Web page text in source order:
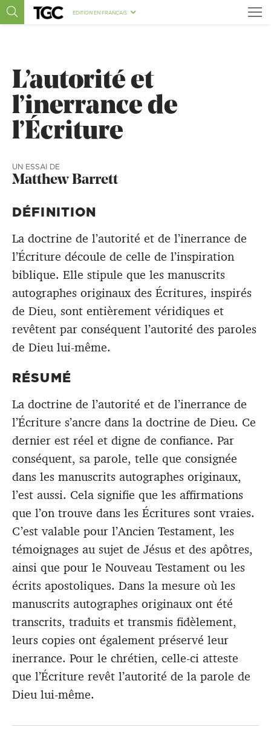
EDITION EN FRANÇAIS
L’autorité et
l’inerrance de
l’Écriture
UN ESSAI DE
Matthew Barrett
DÉFINITION
La doctrine de l’autorité et de l’inerrance de
l’Écriture découle de celle de l’inspiration
biblique. Elle stipule que les manuscrits
autographes originaux des Écritures, inspirés
de Dieu, sont entièrement véridiques et
revêtent par conséquent l’autorité des paroles
de Dieu lui-même.
RÉSUMÉ
La doctrine de l’autorité et de l’inerrance de
l’Écriture s’ancre dans la doctrine de Dieu. Ce
dernier est réel et digne de confiance. Par
conséquent, sa parole, telle que consignée
dans les manuscrits autographes originaux,
l’est aussi. Cela signifie que les affirmations
que l’on trouve dans les Écritures sont vraies.
C’est valable pour l’Ancien Testament, les
témoignages au sujet de Jésus et des apôtres,
ainsi que pour le Nouveau Testament ou les
écrits apostoliques. Dans la mesure où les
manuscrits autographes originaux ont été
transcrits, traduits et transmis fidèlement,
leurs copies ont également préservé leur
inerrance. Pour le chrétien, celle-ci atteste
que l’Écriture revêt l’autorité de la parole de
Dieu lui-même.